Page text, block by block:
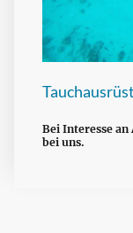
Bei Interesse
bei uns.